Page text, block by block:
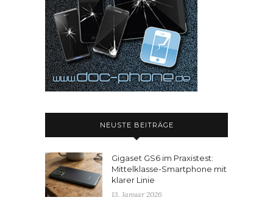
NEUSTE BEITRÄGE
Gigaset GS6 im Praxistest:
Mittelklasse-Smartphone mit
klarer Linie
13. Januar 2026